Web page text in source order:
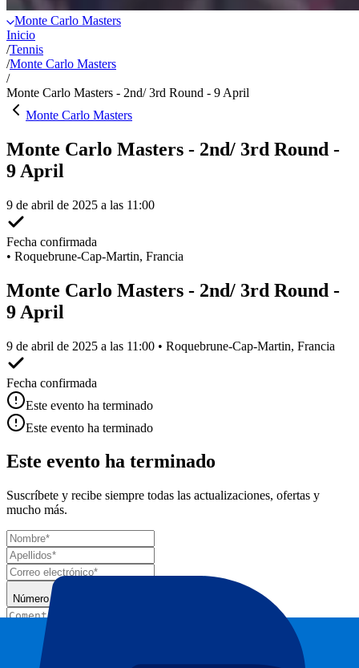
Monte Carlo Masters
Inicio
/Tennis
/Monte Carlo Masters
/
Monte Carlo Masters - 2nd/ 3rd Round - 9 April
Monte Carlo Masters
Monte Carlo Masters - 2nd/ 3rd Round -
9 April
9 de abril de 2025 a las 11:00
Fecha confirmada
• Roquebrune-Cap-Martin, Francia
Monte Carlo Masters - 2nd/ 3rd Round -
9 April
9 de abril de 2025 a las 11:00 • Roquebrune-Cap-Martin, Francia
Fecha confirmada
Este evento ha terminado
Este evento ha terminado
Este evento ha terminado
Suscríbete y recibe siempre todas las actualizaciones, ofertas y
mucho más.
Número de entradas*
Enviar